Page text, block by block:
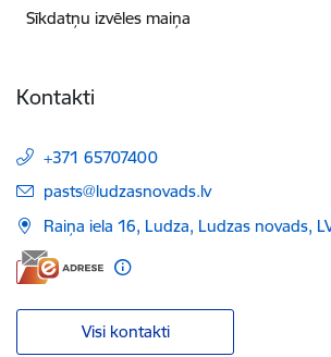
Sīkdatņu izvēles maiņa
Kontakti
+371 65707400
E-pasts:
pasts@ludzasnovads.lv
Raiņa iela 16, Ludza, Ludzas novads,
Visi kontakti